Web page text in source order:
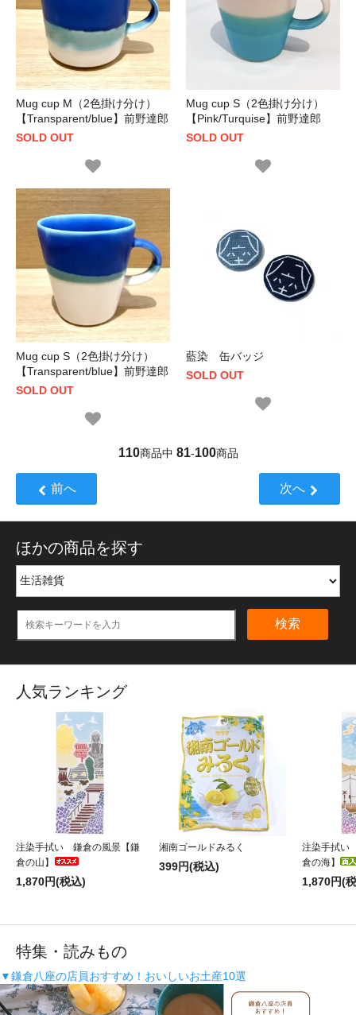
Mug cup M（2色掛け分け）
【Transparent/blue】前野達郎
SOLD OUT
Mug cup S（2色掛け分け）
【Pink/Turquise】前野達郎
SOLD OUT
Mug cup S（2色掛け分け）
【Transparent/blue】前野達郎
SOLD OUT
藍染 缶バッジ
SOLD OUT
110商品中 81-100商品
前へ 次へ
ほかの商品を探す
検索
人気ランキング
注染手拭い 鎌倉の風景【鎌
倉の山】
1,870円(税込)
湘南ゴールドみるく
399円(税込)
注染手拭い
倉の海】
1,870円(
特集・読みもの
▼鎌倉八座の店員おすすめ！おいしいお土産10選